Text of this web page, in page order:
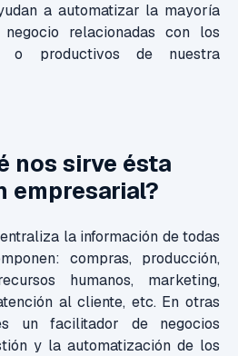
a automatizar la mayoría
relacionadas con los
o productivos de nuestra
nos sirve ésta
empresarial?
la información de todas
compras, producción,
humanos, marketing,
al cliente, etc. En otras
un facilitador de negocios
y la automatización de los